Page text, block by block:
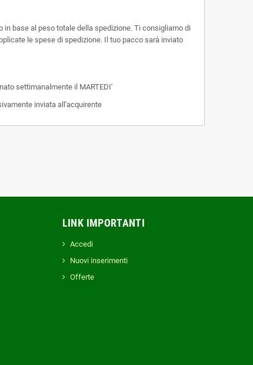
base al peso totale della spedizione. Ti consigliamo di
le spese di spedizione. Il tuo pacco sarà inviato
settimanalmente il MARTEDI'
inviata all'acquirente
LINK IMPORTANTI
Accedi
Nuovi inserimenti
Offerte